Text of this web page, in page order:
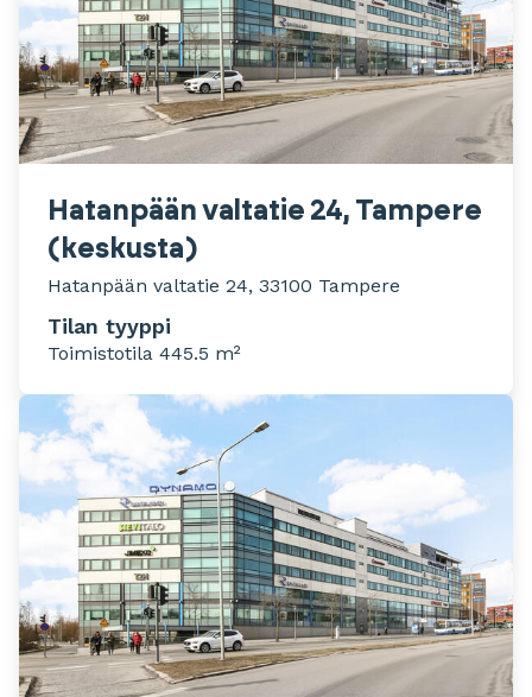
Hatanpään valtatie 24, Tampere
(keskusta)
Hatanpään valtatie 24, 33100 Tampere
Tilan tyyppi
Toimistotila 445.5 m²